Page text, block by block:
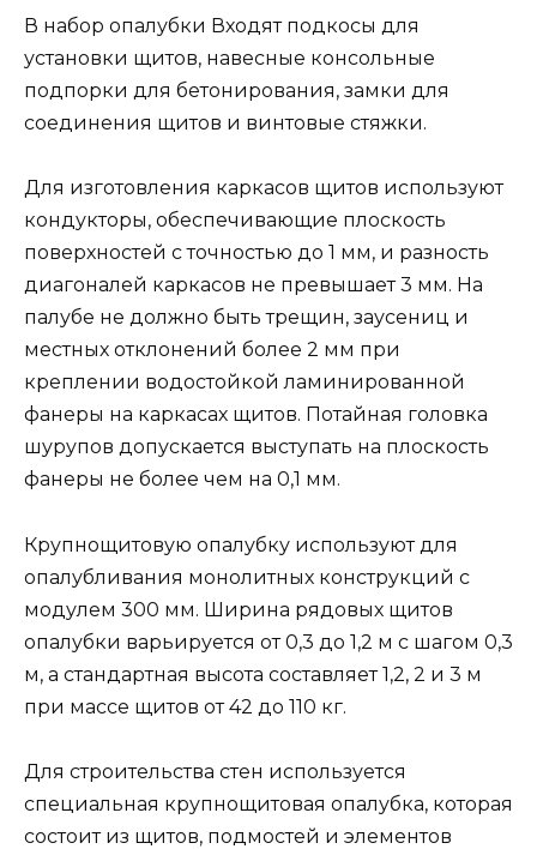
В набор опалубки Входят подкосы для
установки щитов, навесные консольные
подпорки для бетонирования, замки для
соединения щитов и винтовые стяжки.
Для изготовления каркасов щитов используют
кондукторы, обеспечивающие плоскость
поверхностей с точностью до 1 мм, и разность
диагоналей каркасов не превышает 3 мм. На
палубе не должно быть трещин, заусениц и
местных отклонений более 2 мм при
креплении водостойкой ламинированной
фанеры на каркасах щитов. Потайная головка
шурупов допускается выступать на плоскость
фанеры не более чем на 0,1 мм.
Крупнощитовую опалубку используют для
опалубливания монолитных конструкций c
модулем 300 мм. Ширина рядовых щитов
опалубки варьируется от 0,3 до 1,2 м с шагом 0,3
м, а стандартная высота составляет 1,2, 2 и 3 м
при массе щитов от 42 до 110 кг.
Для строительства стен используется
специальная крупнощитовая опалубка, которая
состоит из щитов, подмостей и элементов